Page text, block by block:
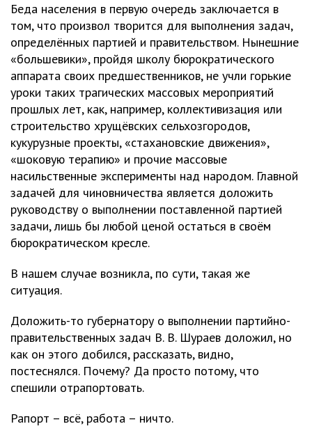
Беда населения в первую очередь заключается в
том, что произвол творится для выполнения задач,
определённых партией и правительством. Нынешние
«большевики», пройдя школу бюрократического
аппарата своих предшественников, не учли горькие
уроки таких трагических массовых мероприятий
прошлых лет, как, например, коллективизация или
строительство хрущёвских сельхозгородов,
кукурузные проекты, «стахановские движения»,
«шоковую терапию» и прочие массовые
насильственные эксперименты над народом. Главной
задачей для чиновничества является доложить
руководству о выполнении поставленной партией
задачи, лишь бы любой ценой остаться в своём
бюрократическом кресле.
В нашем случае возникла, по сути, такая же
ситуация.
Доложить-то губернатору о выполнении партийно-
правительственных задач В. В. Шураев доложил, но
как он этого добился, рассказать, видно,
постеснялся. Почему? Да просто потому, что
спешили отрапортовать.
Рапорт – всё, работа – ничто.